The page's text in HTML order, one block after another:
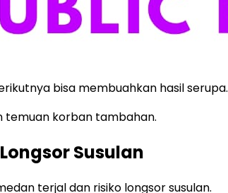
bisa membuahkan hasil serupa.
temuan korban tambahan.
Susulan
terjal dan risiko longsor susulan.